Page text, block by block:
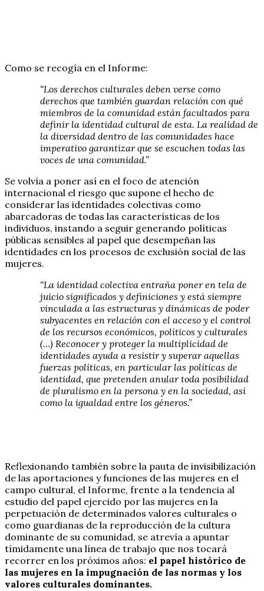
Como se recogía en el Informe:
“Los derechos culturales deben verse como
derechos que también guardan relación con qué
miembros de la comunidad están facultados para
definir la identidad cultural de esta. La realidad de
la diversidad dentro de las comunidades hace
imperativo garantizar que se escuchen todas las
voces de una comunidad.”
Se volvía a poner así en el foco de atención
internacional el riesgo que supone el hecho de
considerar las identidades colectivas como
abarcadoras de todas las características de los
individuos, instando a seguir generando políticas
públicas sensibles al papel que desempeñan las
identidades en los procesos de exclusión social de las
mujeres.
“La identidad colectiva entraña poner en tela de
juicio significados y definiciones y está siempre
vinculada a las estructuras y dinámicas de poder
subyacentes en relación con el acceso y el control
de los recursos económicos, políticos y culturales
(…) Reconocer y proteger la multiplicidad de
identidades ayuda a resistir y superar aquellas
fuerzas políticas, en particular las políticas de
identidad, que pretenden anular toda posibilidad
de pluralismo en la persona y en la sociedad, así
como la igualdad entre los géneros.”
Reflexionando también sobre la pauta de invisibilización
de las aportaciones y funciones de las mujeres en el
campo cultural, el Informe, frente a la tendencia al
estudio del papel ejercido por las mujeres en la
perpetuación de determinados valores culturales o
como guardianas de la reproducción de la cultura
dominante de su comunidad, se atrevía a apuntar
tímidamente una línea de trabajo que nos tocará
recorrer en los próximos años: el papel histórico de
las mujeres en la impugnación de las normas y los
valores culturales dominantes.